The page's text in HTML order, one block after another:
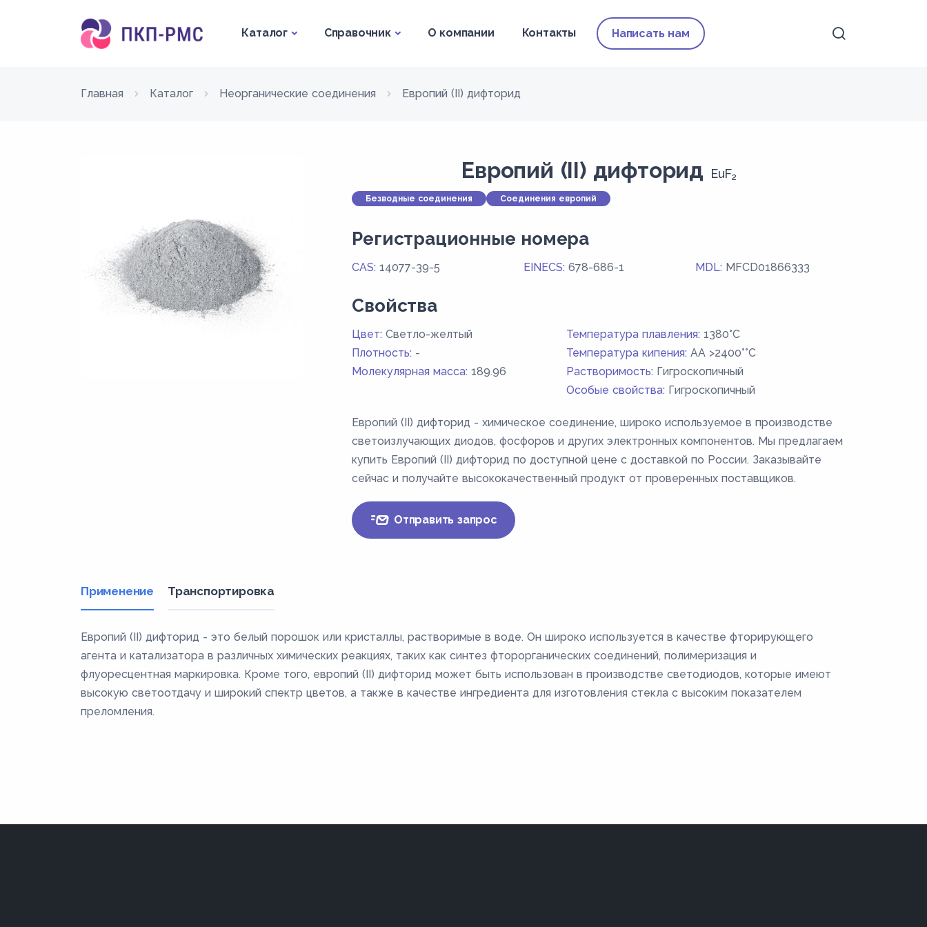
Каталог Справочник О компании Контакты Написать нам
Главная Каталог Неорганические соединения Европий (II) дифторид
Европий (II) дифторид EuF2
Безводные соединения Соединения европий
Регистрационные номера
CAS: 14077-39-5 EINECS: 678-686-1 MDL: MFCD01866333
Свойства
Цвет: Светло-желтый Температура плавления: 1380°C
Плотность: - Температура кипения: AA >2400°°C
Молекулярная масса: 189.96 Растворимость: Гигроскопичный
Особые свойства: Гигроскопичный
Европий (II) дифторид - химическое соединение, широко используемое в производстве
светоизлучающих диодов, фосфоров и других электронных компонентов. Мы предлагаем
купить Европий (II) дифторид по доступной цене с доставкой по России. Заказывайте
сейчас и получайте высококачественный продукт от проверенных поставщиков.
Отправить запрос
Применение Транспортировка
Европий (II) дифторид - это белый порошок или кристаллы, растворимые в воде. Он широко используется в качестве фторирующего
агента и катализатора в различных химических реакциях, таких как синтез фторорганических соединений, полимеризация и
флуоресцентная маркировка. Кроме того, европий (II) дифторид может быть использован в производстве светодиодов, которые имеют
высокую светоотдачу и широкий спектр цветов, а также в качестве ингредиента для изготовления стекла с высоким показателем
преломления.